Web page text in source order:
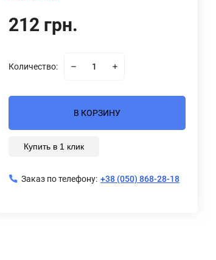
212 грн.
Количество:
В КОРЗИНУ
Купить в 1 клик
Заказ по телефону: +38 (050) 868-28-18